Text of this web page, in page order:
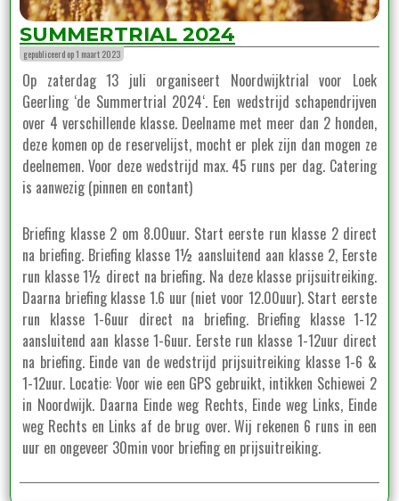
SUMMERTRIAL 2024
gepubliceerd op 1 maart 2023
Op zaterdag 13 juli organiseert Noordwijktrial voor Loek
Geerling ‘de Summertrial 2024‘. Een wedstrijd schapendrijven
over 4 verschillende klasse. Deelname met meer dan 2 honden,
deze komen op de reservelijst, mocht er plek zijn dan mogen ze
deelnemen. Voor deze wedstrijd max. 45 runs per dag. Catering
is aanwezig (pinnen en contant)
Briefing klasse 2 om 8.00uur. Start eerste run klasse 2 direct
na briefing. Briefing klasse 1½ aansluitend aan klasse 2, Eerste
run klasse 1½ direct na briefing. Na deze klasse prijsuitreiking.
Daarna briefing klasse 1.6 uur (niet voor 12.00uur). Start eerste
run klasse 1-6uur direct na briefing. Briefing klasse 1-12
aansluitend aan klasse 1-6uur. Eerste run klasse 1-12uur direct
na briefing. Einde van de wedstrijd prijsuitreiking klasse 1-6 &
1-12uur. Locatie: Voor wie een GPS gebruikt, intikken Schiewei 2
in Noordwijk. Daarna Einde weg Rechts, Einde weg Links, Einde
weg Rechts en Links af de brug over. Wij rekenen 6 runs in een
uur en ongeveer 30min voor briefing en prijsuitreiking.